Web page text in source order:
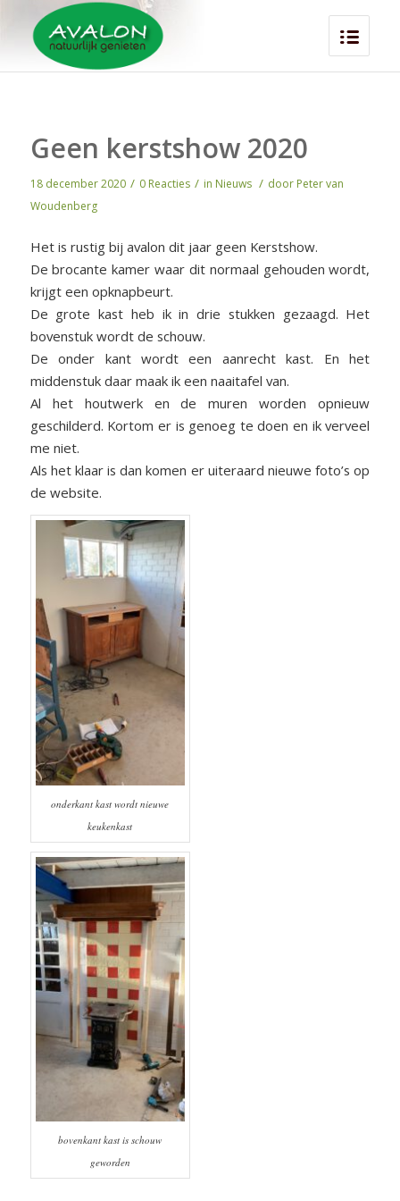
Geen kerstshow 2020
18 december 2020 / 0 Reacties / in Nieuws / door Peter van
Woudenberg
Het is rustig bij avalon dit jaar geen Kerstshow.
De brocante kamer waar dit normaal gehouden wordt,
krijgt een opknapbeurt.
De grote kast heb ik in drie stukken gezaagd. Het
bovenstuk wordt de schouw.
De onder kant wordt een aanrecht kast. En het
middenstuk daar maak ik een naaitafel van.
Al het houtwerk en de muren worden opnieuw
geschilderd. Kortom er is genoeg te doen en ik verveel
me niet.
Als het klaar is dan komen er uiteraard nieuwe foto’s op
de website.
onderkant kast wordt nieuwe
keukenkast
bovenkant kast is schouw
geworden